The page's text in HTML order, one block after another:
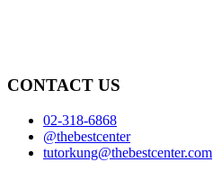
CONTACT US
02-318-6868
@thebestcenter
tutorkung@thebestcenter.com